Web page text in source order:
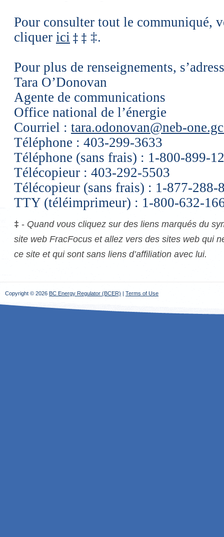
Pour consulter tout le communiqué,
cliquer ici ‡ ‡ ‡.
Pour plus de renseignements,
Tara O’Donovan
Agente de communications
Office national de l’énergie
Courriel : tara.odonovan@neb-
Téléphone : 403-299-3633
Téléphone (sans frais) : 1-800-899-
Télécopieur : 403-292-5503
Télécopieur (sans frais) : 1-877-288-
TTY (téléimprimeur) : 1-800-632-
‡ - Quand vous cliquez sur des liens marqués du
site web FracFocus et allez vers des sites web qui
ce site et qui sont sans liens d’affiliation avec lui.
Copyright © 2026 BC Energy Regulator (BCER) | Terms of Use